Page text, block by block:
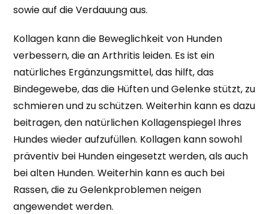
sowie auf die Verdauung aus.
Kollagen kann die Beweglichkeit von Hunden
verbessern, die an Arthritis leiden. Es ist ein
natürliches Ergänzungsmittel, das hilft, das
Bindegewebe, das die Hüften und Gelenke stützt, zu
schmieren und zu schützen. Weiterhin kann es dazu
beitragen, den natürlichen Kollagenspiegel Ihres
Hundes wieder aufzufüllen. Kollagen kann sowohl
präventiv bei Hunden eingesetzt werden, als auch
bei alten Hunden. Weiterhin kann es auch bei
Rassen, die zu Gelenkproblemen neigen
angewendet werden.